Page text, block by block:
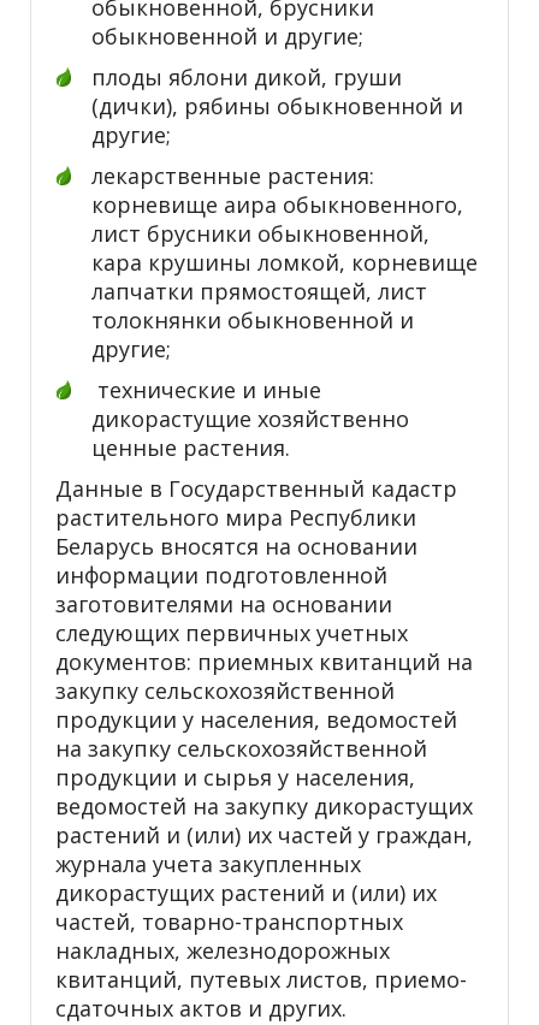
обыкновенной, брусники
обыкновенной и другие;
плоды яблони дикой, груши
(дички), рябины обыкновенной и
другие;
лекарственные растения:
корневище аира обыкновенного,
лист брусники обыкновенной,
кара крушины ломкой, корневище
лапчатки прямостоящей, лист
толокнянки обыкновенной и
другие;
технические и иные
дикорастущие хозяйственно
ценные растения.
Данные в Государственный кадастр
растительного мира Республики
Беларусь вносятся на основании
информации подготовленной
заготовителями на основании
следующих первичных учетных
документов: приемных квитанций на
закупку сельскохозяйственной
продукции у населения, ведомостей
на закупку сельскохозяйственной
продукции и сырья у населения,
ведомостей на закупку дикорастущих
растений и (или) их частей у граждан,
журнала учета закупленных
дикорастущих растений и (или) их
частей, товарно-транспортных
накладных, железнодорожных
квитанций, путевых листов, приемо-
сдаточных актов и других.